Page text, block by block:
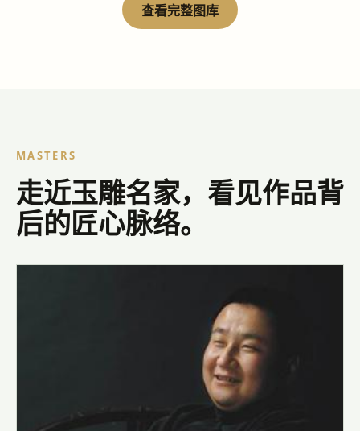
查看完整图库
MASTERS
走近玉雕名家，看见作品背
后的匠心脉络。